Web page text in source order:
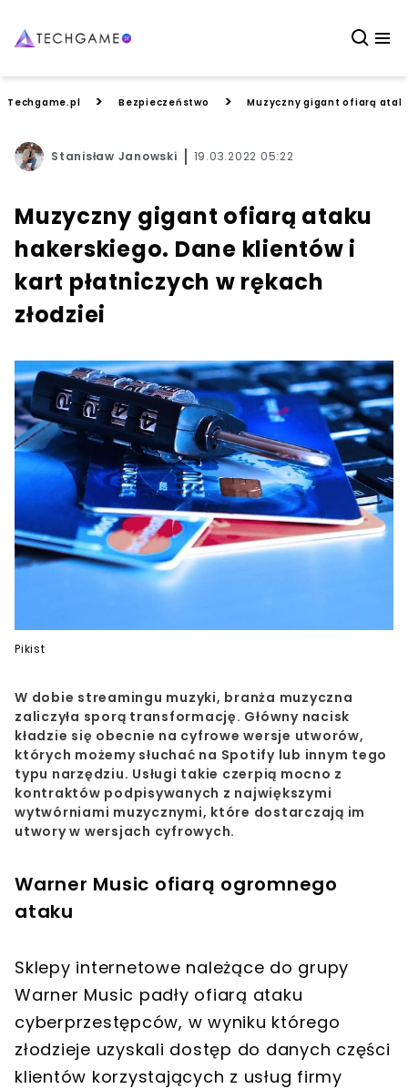
Techgame.pl > Bezpieczeństwo > Muzyczny gigant ofiarą
Stanisław Janowski 19.03.2022 05:22
Muzyczny gigant ofiarą ataku
hakerskiego. Dane klientów i
kart płatniczych w rękach
złodziei
Pikist
W dobie streamingu muzyki, branża muzyczna
zaliczyła sporą transformację. Główny nacisk
kładzie się obecnie na cyfrowe wersje utworów,
których możemy słuchać na Spotify lub innym tego
typu narzędziu. Usługi takie czerpią mocno z
kontraktów podpisywanych z największymi
wytwórniami muzycznymi, które dostarczają im
utwory w wersjach cyfrowych.
Warner Music ofiarą ogromnego
ataku
Sklepy internetowe należące do grupy
Warner Music padły ofiarą ataku
cyberprzestępców, w wyniku którego
złodzieje uzyskali dostęp do danych części
klientów korzystających z usług firmy